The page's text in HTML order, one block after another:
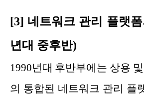
[3] 네트워크 관리 플랫
년대 중후반)
1990년대 후반부에는 상용
의 통합된 네트워크 관리 플